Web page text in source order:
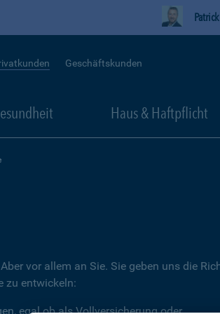
Geschäftskunden
Haus & Haftpflicht
vor allem an Sie. Sie geben uns die
zu entwickeln:
egal ob als Vollversicherung oder